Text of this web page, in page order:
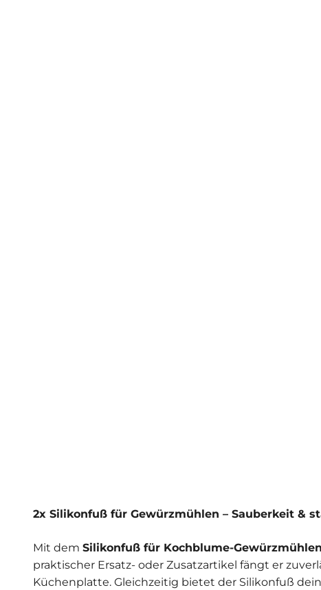
2x Silikonfuß für Gewürzmühlen – Sauberkeit &
Mit dem Silikonfuß für Kochblume-Gewürzmühlen
praktischer Ersatz- oder Zusatzartikel fängt er
Küchenplatte. Gleichzeitig bietet der Silikonfuß